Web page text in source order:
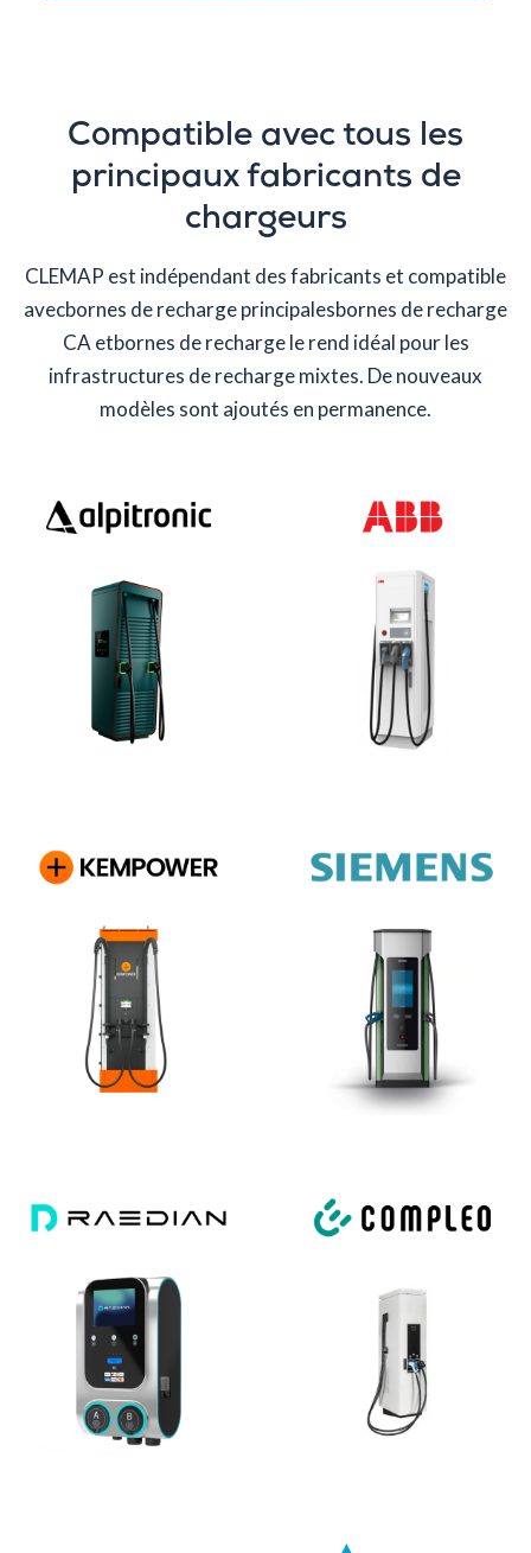
Compatible avec tous les
principaux fabricants de
chargeurs
CLEMAP est indépendant des fabricants et compatible
avecbornes de recharge principalesbornes de recharge
CA etbornes de recharge le rend idéal pour les
infrastructures de recharge mixtes. De nouveaux
modèles sont ajoutés en permanence.